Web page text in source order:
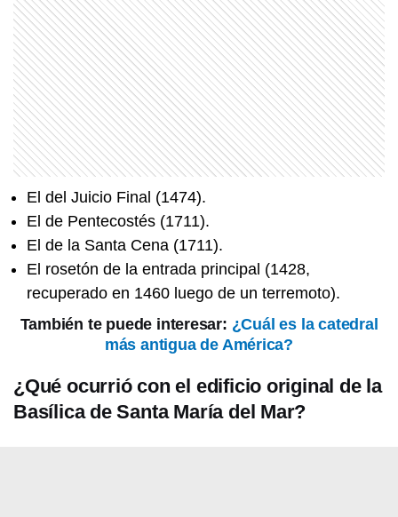
El del Juicio Final (1474).
El de Pentecostés (1711).
El de la Santa Cena (1711).
El rosetón de la entrada principal (1428,
recuperado en 1460 luego de un terremoto).
También te puede interesar: ¿Cuál es la catedral
más antigua de América?
¿Qué ocurrió con el edificio original de la
Basílica de Santa María del Mar?